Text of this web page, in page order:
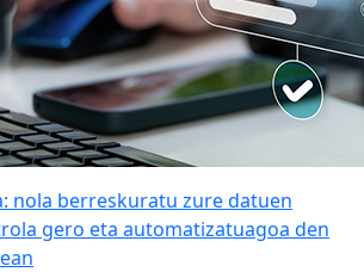
nola berreskuratu zure datuen
gero eta automatizatuagoa den